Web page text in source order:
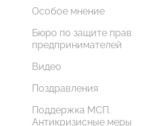
Особое мнение
Бюро по защите прав
предпринимателей
Видео
Поздравления
Поддержка МСП.
Антикризисные меры